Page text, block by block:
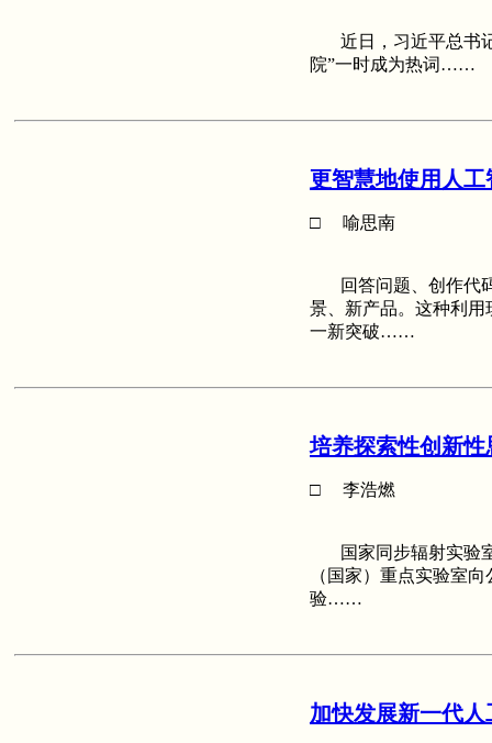
近日，习近平总书记
院”一时成为热词……
更智慧地使用人工
□ 喻思南
回答问题、创作代
景、新产品。这种利
一新突破……
培养探索性创新性
□ 李浩燃
国家同步辐射实验室
（国家）重点实验室
验……
加快发展新一代人